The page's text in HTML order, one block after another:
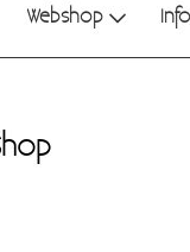
Webshop Info